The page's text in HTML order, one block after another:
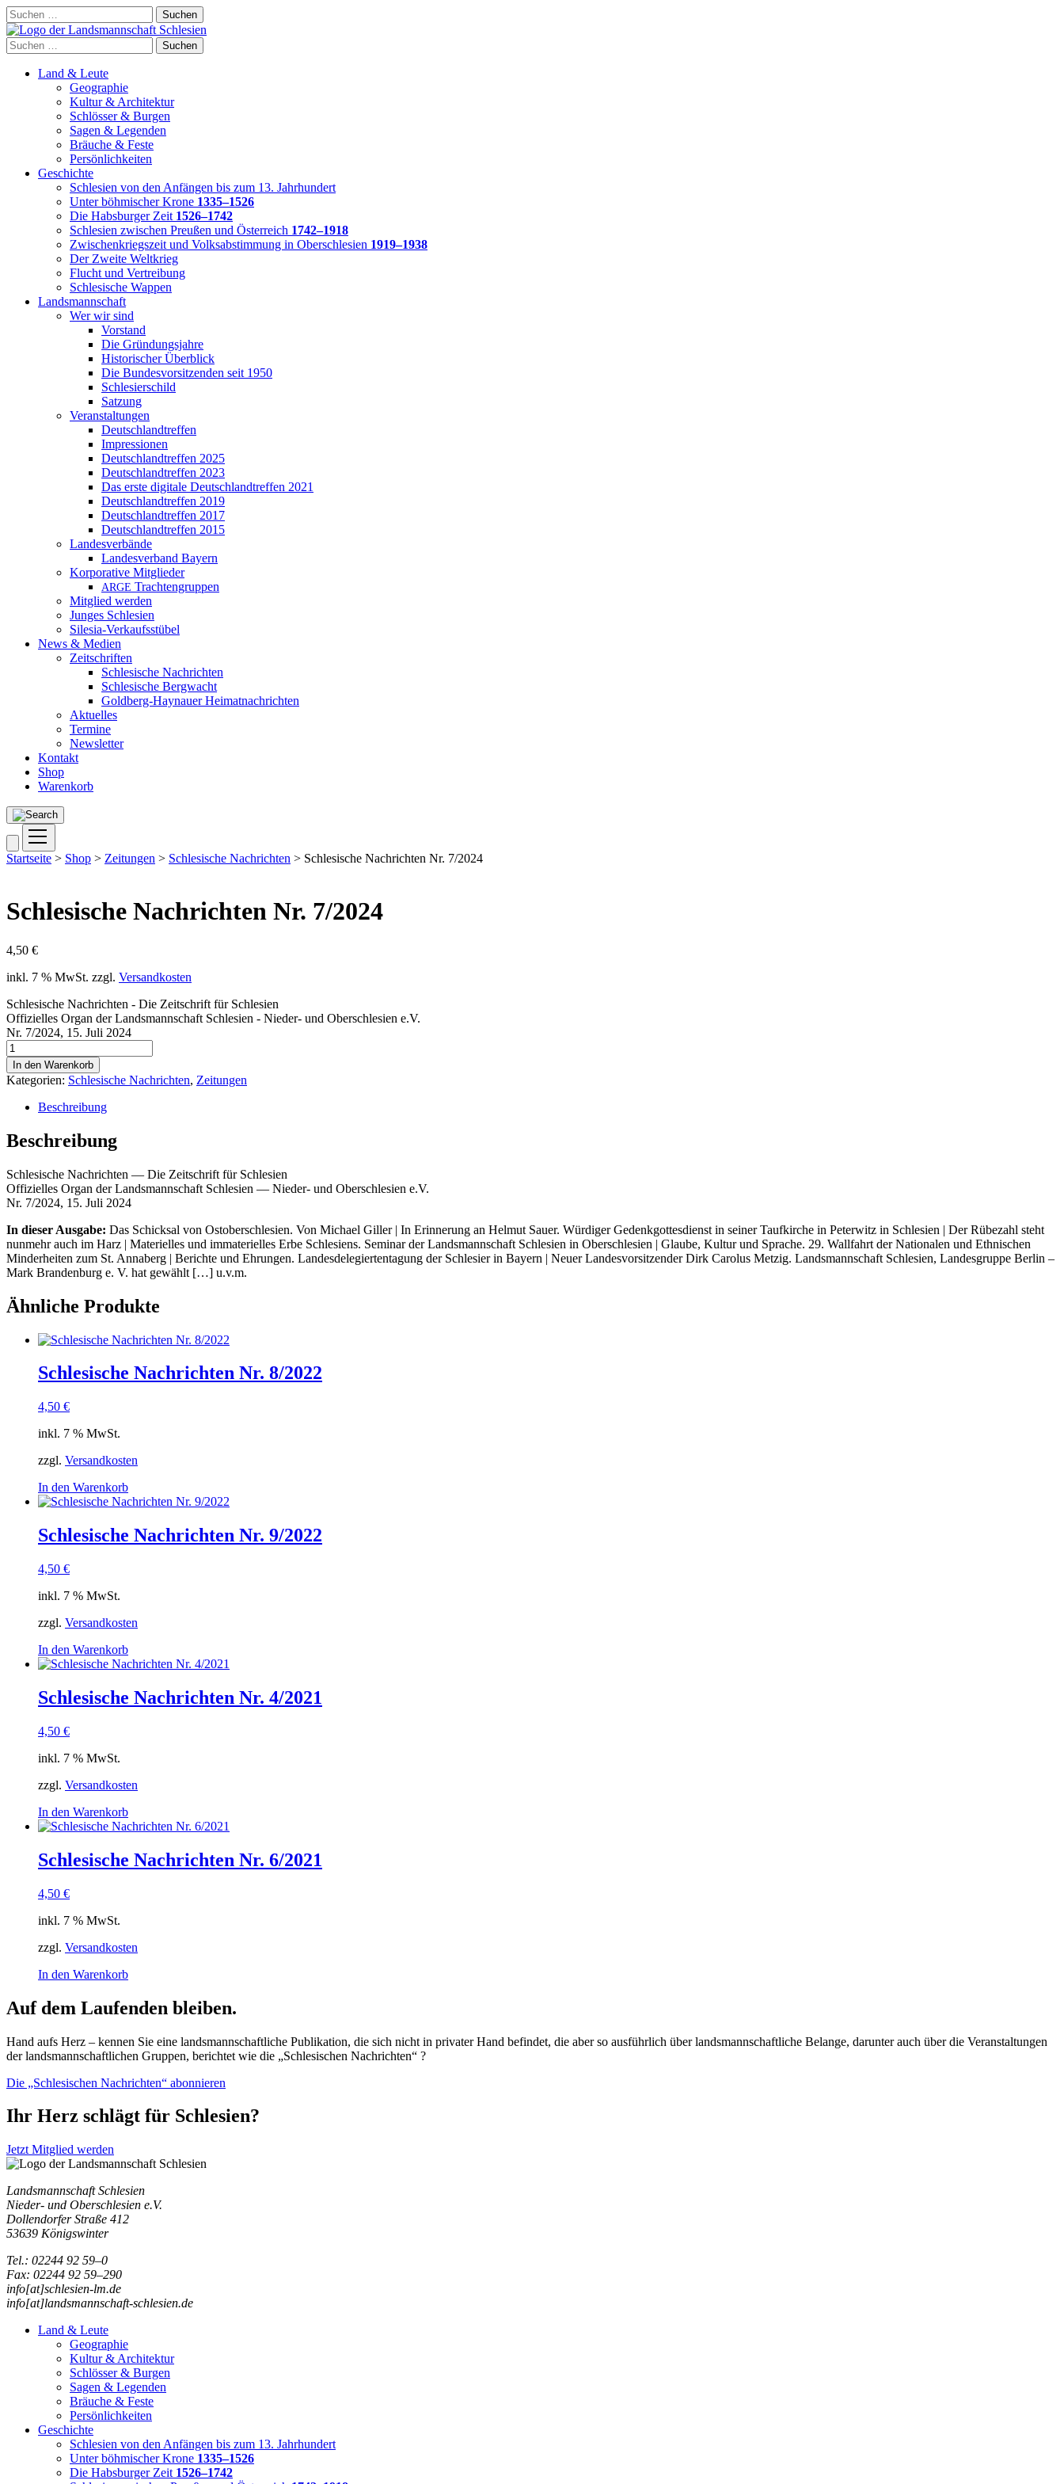
Skip
to
content
Suchen
nach:
Suchen
nach:
Land & Leute
Geographie
Kultur & Architektur
Schlösser & Burgen
Sagen & Legenden
Bräuche & Feste
Persönlichkeiten
Geschichte
Schlesien von den Anfängen bis zum 13. Jahrhundert
Unter böhmischer Krone 1335–1526
Die Habsburger Zeit 1526–1742
Schlesien zwischen Preußen und Österreich 1742–1918
Zwischenkriegszeit und Volksabstimmung in Oberschlesien 1919–1938
Der Zweite Weltkrieg
Flucht und Vertreibung
Schlesische Wappen
Landsmannschaft
Wer wir sind
Vorstand
Die Gründungsjahre
Historischer Überblick
Die Bundesvorsitzenden seit 1950
Schlesierschild
Satzung
Veranstaltungen
Deutschlandtreffen
Impressionen
Deutschlandtreffen 2025
Deutschlandtreffen 2023
Das erste digitale Deutschlandtreffen 2021
Deutschlandtreffen 2019
Deutschlandtreffen 2017
Deutschlandtreffen 2015
Landesverbände
Landesverband Bayern
Korporative Mitglieder
ARGE Trachtengruppen
Mitglied werden
Junges Schlesien
Silesia-Verkaufsstübel
News & Medien
Zeitschriften
Schlesische Nachrichten
Schlesische Bergwacht
Goldberg-Haynauer Heimatnachrichten
Aktuelles
Termine
Newsletter
Kontakt
Shop
Warenkorb
Startseite > Shop > Zeitungen > Schlesische Nachrichten > Schlesische Nachrichten Nr. 7/2024
Schlesische Nachrichten Nr. 7/2024
4,50 €
inkl. 7 % MwSt. zzgl. Versandkosten
Schlesische Nachrichten - Die Zeitschrift für Schlesien
Offizielles Organ der Landsmannschaft Schlesien - Nieder- und Oberschlesien e.V.
Nr. 7/2024, 15. Juli 2024
Schlesische
Nachrichten
Nr.
7/2024
Menge
In den Warenkorb
Kategorien: Schlesische Nachrichten, Zeitungen
Beschreibung
Beschreibung
Schle­si­sche Nach­rich­ten — Die Zeit­schrift für Schlesien
Offi­zi­el­les Organ der Lands­mann­schaft Schle­si­en — Nie­der- und Ober­schle­si­en e.V.
Nr. 7/2024, 15. Juli 2024
In die­ser Aus­ga­be: Das Schick­sal von Ost­ober­schle­si­en. Von Micha­el Gil­ler | In Erin­ne­rung an Hel­mut Sau­er. Wür­di­ger Gedenk­got­tes­dienst in sei­ner Tauf­kir­che in Peter­witz in Schle­si­en | Der Rübe­zahl steht
nun­mehr auch im Harz | Mate­ri­el­les und imma­te­ri­el­les Erbe Schle­si­ens. Semi­nar der Lands­mann­schaft Schle­si­en in Ober­schle­si­en | Glau­be, Kul­tur und Spra­che. 29. Wall­fahrt der Natio­na­len und Eth­ni­schen
Min­der­hei­ten zum St. Anna­berg | Berich­te und Ehrun­gen. Lan­des­de­le­gier­ten­ta­gung der Schle­si­er in Bay­ern | Neu­er Lan­des­vor­sit­zen­der Dirk Caro­lus Met­zig. Lands­mann­schaft Schle­si­en, Lan­des­grup­pe Ber­lin –
Mark Bran­den­burg e. V. hat gewählt […] u.v.m.
Ähnliche Produkte
Schlesische Nachrichten Nr. 8/2022
4,50 €
inkl. 7 % MwSt.
zzgl. Versandkosten
In den Warenkorb
Schlesische Nachrichten Nr. 9/2022
4,50 €
inkl. 7 % MwSt.
zzgl. Versandkosten
In den Warenkorb
Schlesische Nachrichten Nr. 4/2021
4,50 €
inkl. 7 % MwSt.
zzgl. Versandkosten
In den Warenkorb
Schlesische Nachrichten Nr. 6/2021
4,50 €
inkl. 7 % MwSt.
zzgl. Versandkosten
In den Warenkorb
Auf dem Laufenden bleiben.
Hand aufs Herz – kennen Sie eine landsmannschaftliche Publikation, die sich nicht in privater Hand befindet, die aber so ausführlich über landsmannschaftliche Belange, darunter auch über die Veranstaltungen
der landsmannschaftlichen Gruppen, berichtet wie die „Schlesischen Nachrichten“ ?
Die „Schlesischen Nachrichten“ abonnieren
Ihr Herz schlägt für Schlesien?
Jetzt Mitglied werden
Landsmannschaft Schlesien
Nieder- und Oberschlesien e.V.
Dollendorfer Straße 412
53639 Königswinter
Tel.: 02244 92 59–0
Fax: 02244 92 59–290
info[at]schlesien-lm.de
info[at]landsmannschaft-schlesien.de
Land & Leute
Geographie
Kultur & Architektur
Schlösser & Burgen
Sagen & Legenden
Bräuche & Feste
Persönlichkeiten
Geschichte
Schlesien von den Anfängen bis zum 13. Jahrhundert
Unter böhmischer Krone 1335–1526
Die Habsburger Zeit 1526–1742